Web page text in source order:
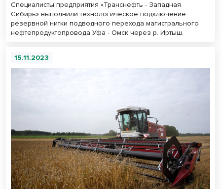
Специалисты предприятия «Транснефть - Западная
Сибирь» выполнили технологическое подключение
резервной нитки подводного перехода магистрального
нефтепродуктопровода Уфа - Омск через р. Иртыш.
15.11.2023